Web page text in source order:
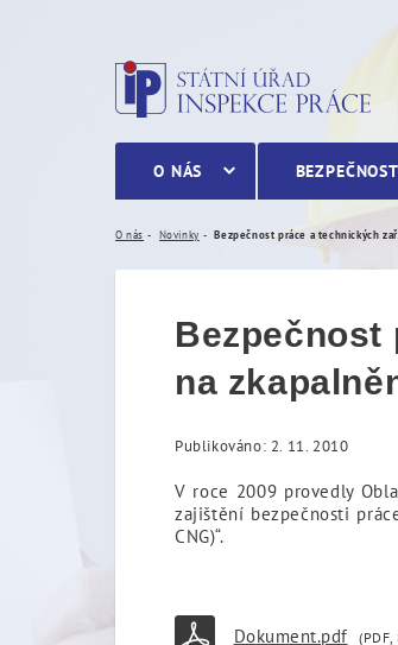
Bezpečnost práce
O NÁS
O nás Novinky
Bezpečnost
na
Publikováno: 2. 11. 2010
V roce 2009 provedly
zajištění bezpečnosti
CNG)“.
Dokument.pdf